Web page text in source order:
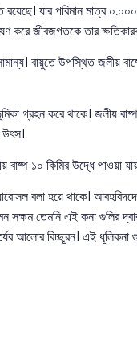
যার পরিমান মাত্র
জীবজগতকে তার
বায়ুতে উপস্থিত জলীয়
করে থাকে। জলীয় বাষ্প
১০ কিমির উদ্ধে পাওয়া
বলা হয়ে থাকে।
তেমনি এই কনা গুলির
আলোর বিচ্ছূরন। এই